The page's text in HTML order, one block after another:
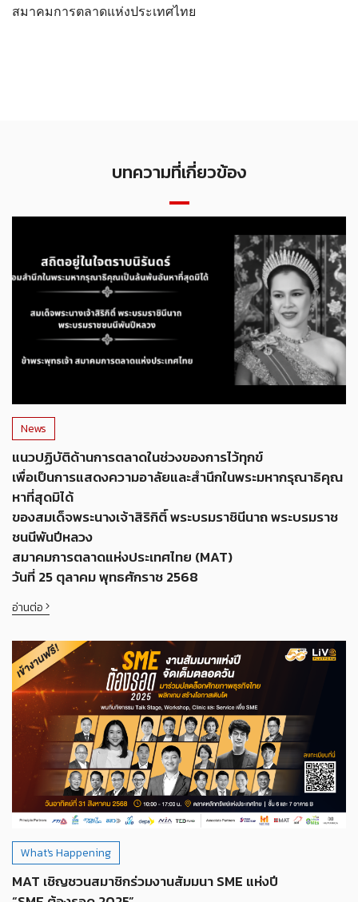
สมาคมการตลาดแห่งประเทศไทย
บทความที่เกี่ยวข้อง
News
แนวปฏิบัติด้านการตลาดในช่วงของการไว้ทุกข์
เพื่อเป็นการแสดงความอาลัยและสำนึกในพระมหากรุณาธิคุณ
หาที่สุดมิได้
ของสมเด็จพระนางเจ้าสิริกิติ์ พระบรมราชินีนาถ พระบรมราช
ชนนีพันปีหลวง
สมาคมการตลาดแห่งประเทศไทย (MAT)
วันที่ 25 ตุลาคม พุทธศักราช 2568
อ่านต่อ
What's Happening
MAT เชิญชวนสมาชิกร่วมงานสัมมนา SME แห่งปี